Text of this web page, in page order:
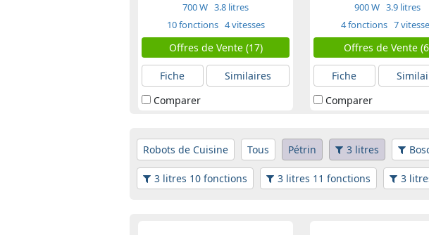
700 W 3.8 litres
10 fonctions 4 vitesses
Offres de Vente (17)
Fiche
Similaires
Comparer
900 W 3.9 litres
4 fonctions 7
Offres de Vente
Fiche
Comparer
Robots de Cuisine Tous Pétrin 3 litres
3 litres 10 fonctions 3 litres 11 fonctions 3